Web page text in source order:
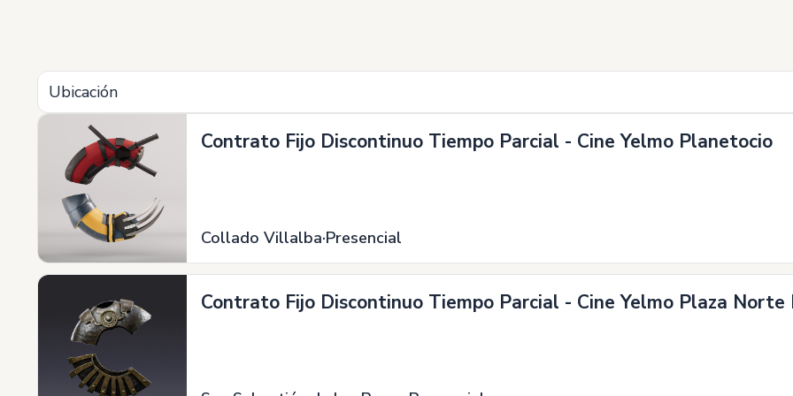
Ubicación
Contrato Fijo Discontinuo Tiempo Parcial - Cine Yelmo Planetocio
Collado Villalba Presencial
Contrato Fijo Discontinuo Tiempo Parcial - Cine Yelmo Plaza Norte